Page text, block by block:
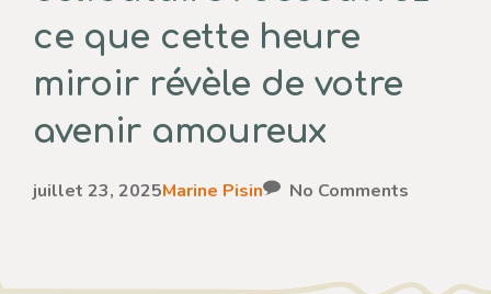
ce que cette heure
miroir révèle de votre
avenir amoureux
juillet 23, 2025Marine Pisin No Comments